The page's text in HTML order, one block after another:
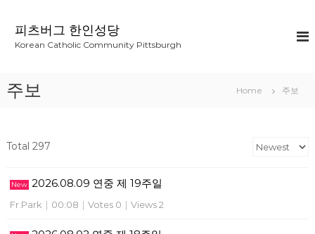
피츠버그 한인성당
Korean Catholic Community Pittsburgh
주보 Home 주보
Total 297
New2026.08.09 연중 제 19주일
Fr.Park | 00:08 | Votes 0 | Views 2